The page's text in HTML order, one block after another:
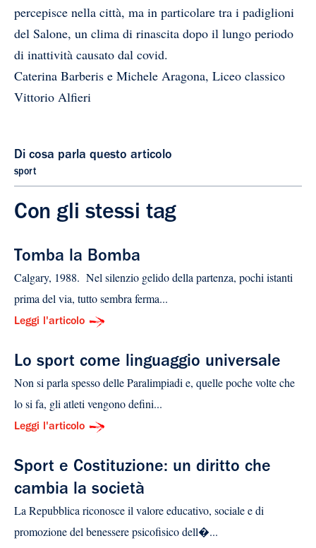
percepisce nella città, ma in particolare tra i padiglioni
del Salone, un clima di rinascita dopo il lungo periodo
di inattività causato dal covid.
Caterina Barberis e Michele Aragona, Liceo classico
Vittorio Alfieri
Di cosa parla questo articolo
sport
Con gli stessi tag
Tomba la Bomba
Calgary, 1988. Nel silenzio gelido della partenza, pochi istanti
prima del via, tutto sembra ferma...
Leggi l'articolo
Lo sport come linguaggio universale
Non si parla spesso delle Paralimpiadi e, quelle poche volte che
lo si fa, gli atleti vengono defini...
Leggi l'articolo
Sport e Costituzione: un diritto che
cambia la società
La Repubblica riconosce il valore educativo, sociale e di
promozione del benessere psicofisico dell�...